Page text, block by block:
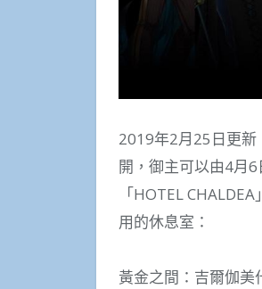
2019年2月25日更新
開，御主可以由4月
「HOTEL
用的休息室：
黃金之間：吉爾伽美